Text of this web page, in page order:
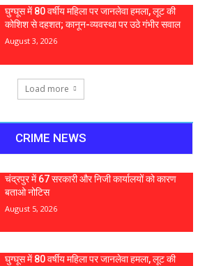
घुग्घूस में 80 वर्षीय महिला पर जानलेवा हमला, लूट की
कोशिश से दहशत; कानून-व्यवस्था पर उठे गंभीर सवाल
August 3, 2026
Load more
CRIME NEWS
चंद्रपुर में 67 सरकारी और निजी कार्यालयों को कारण
बताओ नोटिस
August 5, 2026
घुग्घूस में 80 वर्षीय महिला पर जानलेवा हमला, लूट की